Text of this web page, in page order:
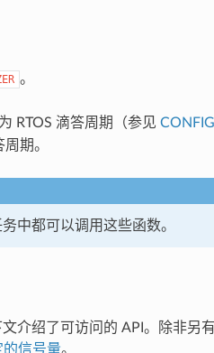
。
RTOS 滴答周期（参见
期。
中都可以调用这些函数。
介绍了可访问的 API。除非另
的信号量。